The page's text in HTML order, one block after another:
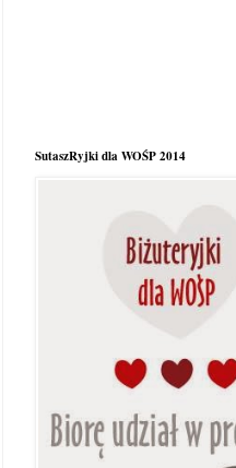
SutaszRyjki dla WOŚP 2014